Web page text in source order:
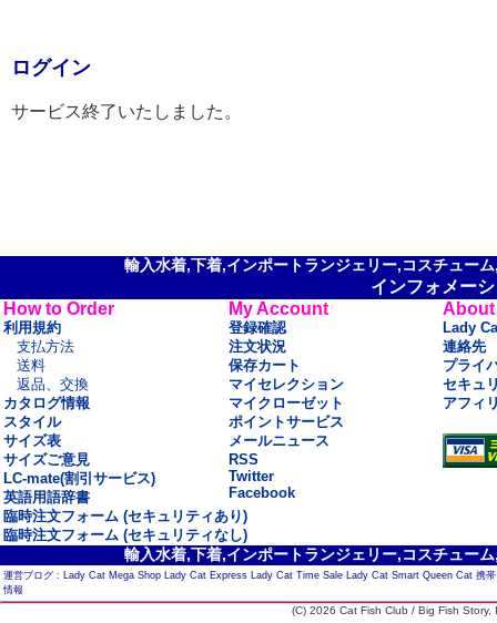
ログイン
サービス終了いたしました。
輸入水着,下着,インポートランジェリー,コスチュー
インフォメー
How to Order
利用規約
支払方法
送料
返品、交換
カタログ情報
スタイル
サイズ表
サイズご意見
LC-mate(割引サービス)
英語用語辞書
My Account
登録確認
注文状況
保存カート
マイセレクション
マイクローゼット
ポイントサービス
メールニュース
RSS
Twitter
Facebook
About
Lady
連絡先
プライ
セキュ
アフィ
臨時注文フォーム (セキュリティあり)
臨時注文フォーム (セキュリティなし)
輸入水着,下着,インポートランジェリー,コスチュー
運営ブログ : Lady Cat Mega Shop Lady Cat Express Lady Cat Time Sale Lady Cat Smart Queen Cat 携
情報
(C) 2026 Cat Fish Club / Big Fish Story,